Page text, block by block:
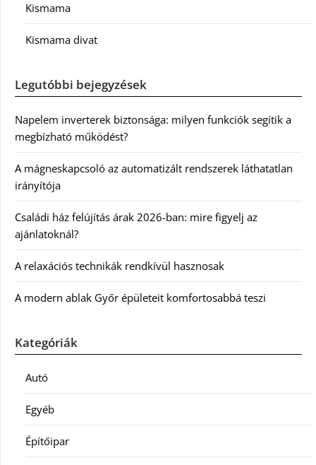
Kismama
Kismama divat
Legutóbbi bejegyzések
Napelem inverterek biztonsága: milyen funkciók segítik a
megbízható működést?
A mágneskapcsoló az automatizált rendszerek láthatatlan
irányítója
Családi ház felújítás árak 2026-ban: mire figyelj az
ajánlatoknál?
A relaxációs technikák rendkívül hasznosak
A modern ablak Győr épületeit komfortosabbá teszi
Kategóriák
Autó
Egyéb
Építőipar